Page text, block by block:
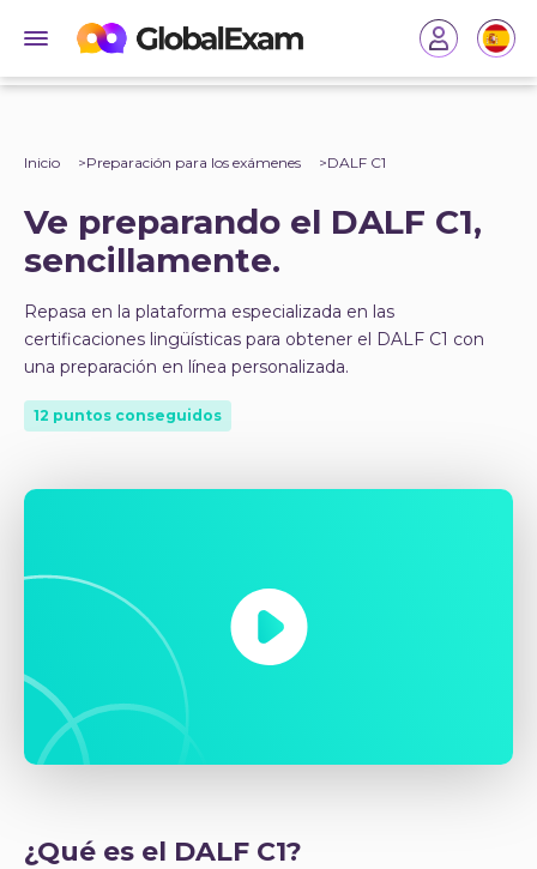
Inicio Preparación para los exámenes DALF C1
Ve preparando el DALF C1,
sencillamente.
Repasa en la plataforma especializada en las
certificaciones lingüísticas para obtener el DALF C1 con
una preparación en línea personalizada.
12 puntos conseguidos
¿Qué es el DALF C1?